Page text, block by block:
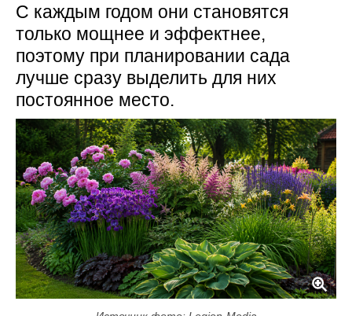
С каждым годом они становятся
только мощнее и эффектнее,
поэтому при планировании сада
лучше сразу выделить для них
постоянное место.